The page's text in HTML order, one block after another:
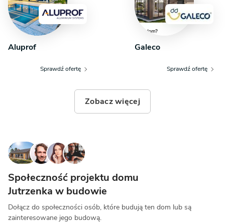
Aluprof
Sprawdź ofertę
Galeco
Sprawdź ofertę
Zobacz więcej
Społeczność projektu domu
Jutrzenka w budowie
Dołącz do społeczności osób, które budują ten dom lub są
zainteresowane jego budową.